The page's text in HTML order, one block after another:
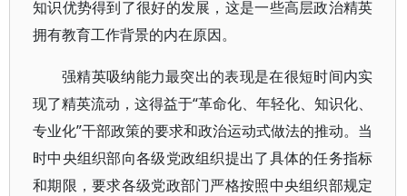
知识优势得到了很好的发展，这是一些高层政治精英
拥有教育工作背景的内在原因。
强精英吸纳能力最突出的表现是在很短时间内实
现了精英流动，这得益于“革命化、年轻化、知识化、
专业化”干部政策的要求和政治运动式做法的推动。当
时中央组织部向各级党政组织提出了具体的任务指标
和期限，要求各级党政部门严格按照中央组织部规定